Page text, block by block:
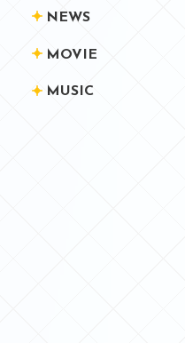
NEWS
MOVIE
MUSIC